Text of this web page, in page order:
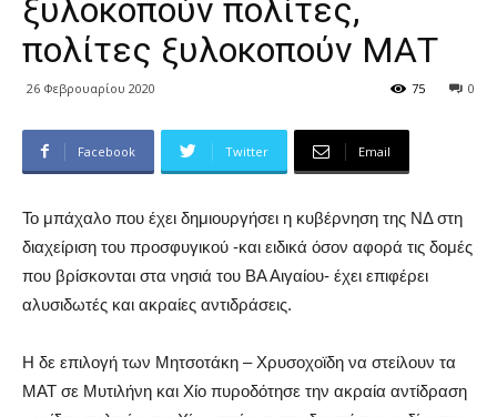
ξυλοκοπούν πολίτες,
πολίτες ξυλοκοπούν ΜΑΤ
26 Φεβρουαρίου 2020 0
75
Facebook Twitter Email
Το μπάχαλο που έχει δημιουργήσει η κυβέρνηση της ΝΔ στη
διαχείριση του προσφυγικού -και ειδικά όσον αφορά τις δομές
που βρίσκονται στα νησιά του ΒΑ Αιγαίου- έχει επιφέρει
αλυσιδωτές και ακραίες αντιδράσεις.
Η δε επιλογή των Μητσοτάκη – Χρυσοχοϊδη να στείλουν τα
ΜΑΤ σε Μυτιλήνη και Χίο πυροδότησε την ακραία αντίδραση